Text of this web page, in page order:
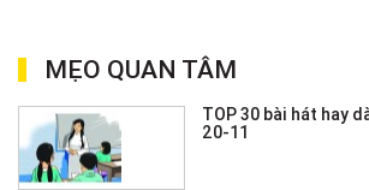
MẸO QUAN TÂM
TOP 30 bài hát hay
20-11